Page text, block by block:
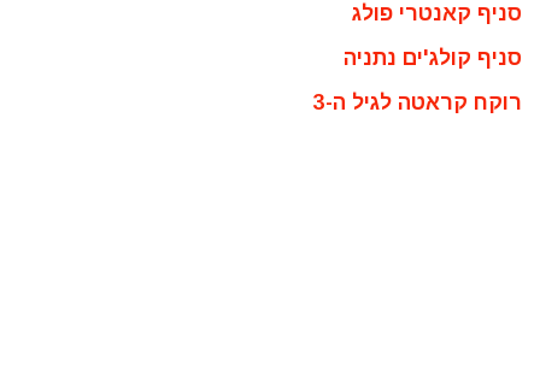
סניף קאנטרי פולג
סניף קולג'ים נתניה
רוקח קראטה לגיל ה-3